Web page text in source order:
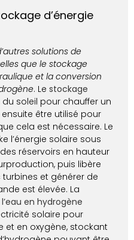
d’énergie
solutions de
que le stockage
et la conversion
. Lestockage
soleil pour chauffer un
être utilisé pour
cela est nécessaire. Le
l’énergie solaire sous
réservoirs en hauteur
puis libère
turbines et générer de
est élevée. La
en hydrogène
solaire pour
et en oxygène, stockant